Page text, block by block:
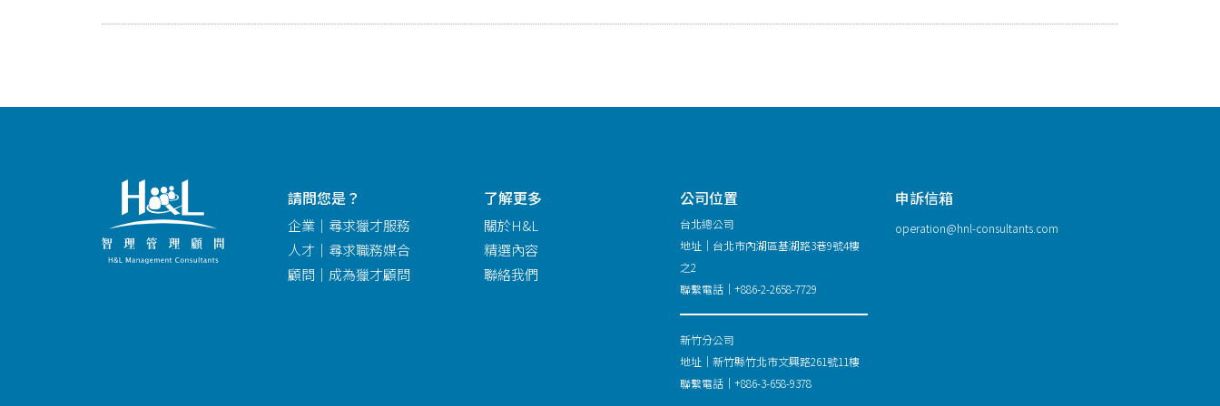
請問您是？
企業｜尋求獵才服務
人才｜尋求職務媒合
顧問｜成為獵才顧問
了解更多
關於H&L
精選內容
聯絡我們
公司位置
台北總公司
地址｜台北市內湖區基湖路3巷9號4樓
之2
聯繫電話｜+886-2-2658-7729
新竹分公司
地址｜新竹縣竹北市文興路261號11樓
聯繫電話｜+886-3-658-9378
申訴信箱
operation@hnl-consultants.com